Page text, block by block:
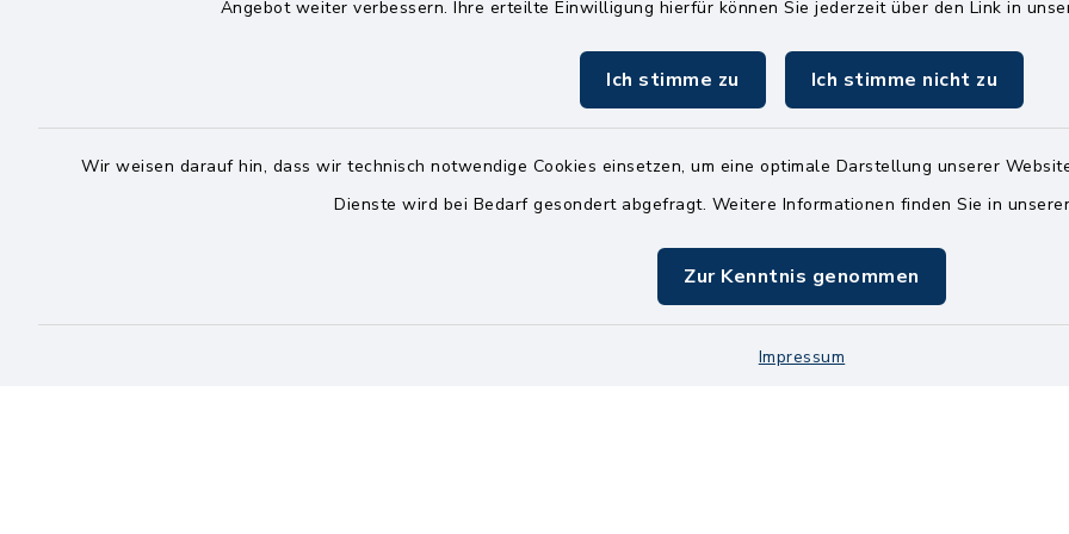
Angebot weiter verbessern. Ihre erteilte Einwilligung hierfür können Sie jederzeit über den Link in
Ich stimme zu Ich stimme nicht zu
Wir weisen darauf hin, dass wir technisch notwendige Cookies einsetzen, um eine optimale Darstellung unserer
Dienste wird bei Bedarf gesondert abgefragt. Weitere Informationen finden Sie in
Zur Kenntnis genommen
Impressum
04826 30-0
04826 30-15
info@amt-